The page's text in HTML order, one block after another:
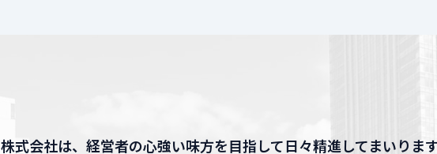
式会社は、経営者の心強い味方を目指して日々精進してまいります